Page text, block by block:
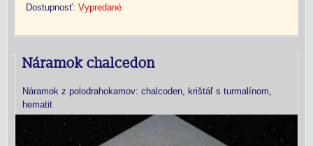
Dostupnosť: Vypredané
Náramok chalcedon
Náramok z polodrahokamov: chalcoden, krištáľ s turmalínom,
hematit